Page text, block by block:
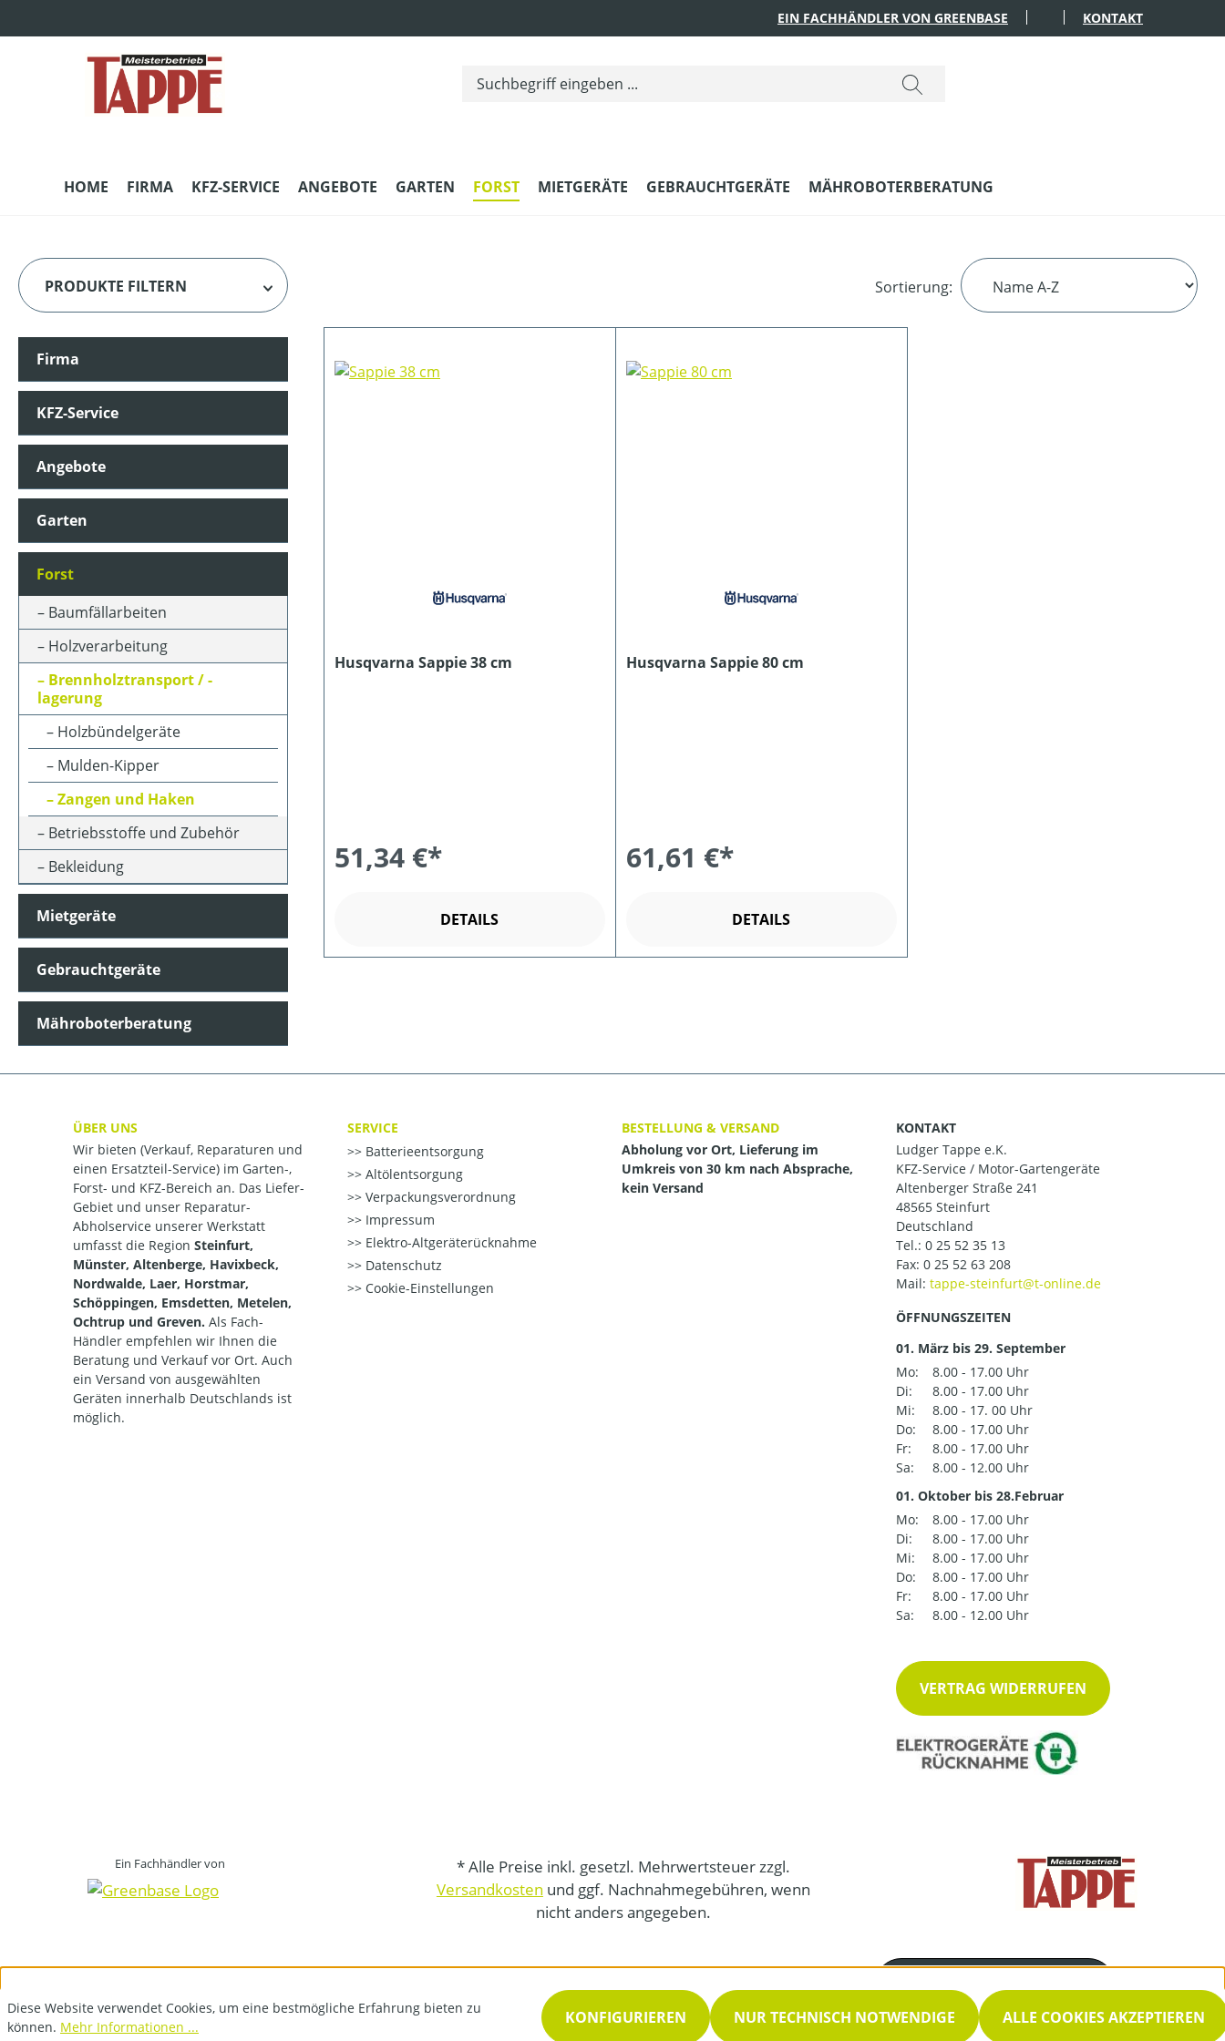
EIN FACHHÄNDLER VON GREENBASE KONTAKT
HOME FIRMA KFZ-SERVICE ANGEBOTE GARTEN FORST MIETGERÄTE GEBRAUCHTGERÄTE MÄHROBOTERBERATUNG
PRODUKTE FILTERN
HERSTELLER
PREIS
Firma
KFZ-Service
Angebote
Garten
Forst
Baumfällarbeiten
Holzverarbeitung
Brennholztransport / -
lagerung
Holzbündelgeräte
Mulden-Kipper
Zangen und Haken
Betriebsstoffe und Zubehör
Bekleidung
Mietgeräte
Gebrauchtgeräte
Mähroboterberatung
Sortierung:
Husqvarna Sappie 38 cm
51,34 €*
DETAILS
Husqvarna Sappie 80 cm
61,61 €*
DETAILS
ÜBER UNS
Wir bieten (Verkauf, Reparaturen und
einen Ersatzteil-Service) im Garten-,
Forst- und KFZ-Bereich an. Das Liefer-
Gebiet und unser Reparatur-
Abholservice unserer Werkstatt
umfasst die Region Steinfurt,
Münster, Altenberge, Havixbeck,
Nordwalde, Laer, Horstmar,
Schöppingen, Emsdetten, Metelen,
Ochtrup und Greven. Als Fach-
Händler empfehlen wir Ihnen die
Beratung und Verkauf vor Ort. Auch
ein Versand von ausgewählten
Geräten innerhalb Deutschlands ist
möglich.
SERVICE
Batterieentsorgung
Altölentsorgung
Verpackungsverordnung
Impressum
Elektro-Altgeräterücknahme
Datenschutz
Cookie-Einstellungen
BESTELLUNG & VERSAND
Abholung vor Ort, Lieferung im
Umkreis von 30 km nach Absprache,
kein Versand
KONTAKT
Ludger Tappe e.K.
KFZ-Service / Motor-Gartengeräte
Altenberger Straße 241
48565 Steinfurt
Deutschland
Tel.: 0 25 52 35 13
Fax: 0 25 52 63 208
Mail:
ÖFFNUNGSZEITEN
01. März bis 29. September
Mo:
8.00 - 17.00 Uhr
Di:
8.00 - 17.00 Uhr
Mi:
8.00 - 17. 00 Uhr
Do:
8.00 - 17.00 Uhr
Fr:
8.00 - 17.00 Uhr
Sa:
8.00 - 12.00 Uhr
01. Oktober bis 28.Februar
Mo:
8.00 - 17.00 Uhr
Di:
8.00 - 17.00 Uhr
Mi:
8.00 - 17.00 Uhr
Do:
8.00 - 17.00 Uhr
Fr:
8.00 - 17.00 Uhr
Sa:
8.00 - 12.00 Uhr
VERTRAG WIDERRUFEN
Ein Fachhändler von
* Alle Preise inkl. gesetzl. Mehrwertsteuer zzgl.
Versandkosten und ggf. Nachnahmegebühren, wenn
nicht anders angegeben.
0 25 52 35 13
Servicezeiten
Diese Website verwendet Cookies, um eine bestmögliche Erfahrung bieten zu
können. Mehr Informationen ... NUR TECHNISCH NOTWENDIGE
KONFIGURIEREN ALLE COOKIES AKZEPTIEREN